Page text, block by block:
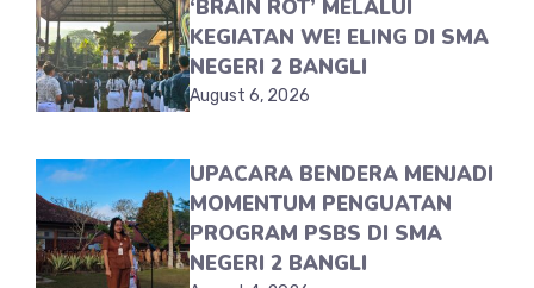
‘BRAIN ROT’ MELALUI
KEGIATAN WE! ELING DI SMA
NEGERI 2 BANGLI
August 6, 2026
UPACARA BENDERA MENJADI
MOMENTUM PENGUATAN
PROGRAM PSBS DI SMA
NEGERI 2 BANGLI